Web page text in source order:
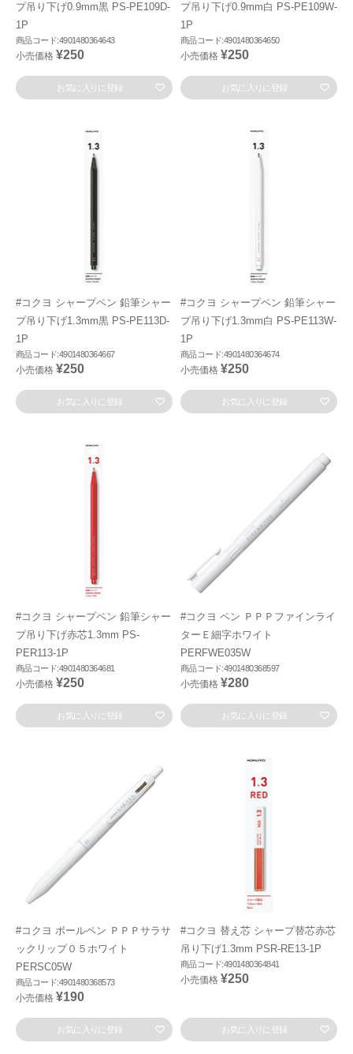
プ吊り下げ0.9mm黒 PS-PE109D-
1P
商品コード:4901480364643
小売価格 ¥250
お気に入りに登録
プ吊り下げ0.9mm白 PS-PE109W-
1P
商品コード:4901480364650
小売価格 ¥250
お気に入りに登録
#コクヨ シャープペン 鉛筆シャー
プ吊り下げ1.3mm黒 PS-PE113D-
1P
商品コード:4901480364667
小売価格 ¥250
お気に入りに登録
#コクヨ シャープペン 鉛筆シャー
プ吊り下げ1.3mm白 PS-PE113W-
1P
商品コード:4901480364674
小売価格 ¥250
お気に入りに登録
#コクヨ シャープペン 鉛筆シャー
プ吊り下げ赤芯1.3mm PS-
PER113-1P
商品コード:4901480364681
小売価格 ¥250
お気に入りに登録
#コクヨ ペン ＰＰＰファインライ
ターＥ細字ホワイト
PERFWE035W
商品コード:4901480368597
小売価格 ¥280
お気に入りに登録
#コクヨ ボールペン ＰＰＰサラサ
ックリップ０５ホワイト
PERSC05W
商品コード:4901480368573
小売価格 ¥190
お気に入りに登録
#コクヨ 替え芯 シャープ替芯赤芯
吊り下げ1.3mm PSR-RE13-1P
商品コード:4901480364841
小売価格 ¥250
お気に入りに登録